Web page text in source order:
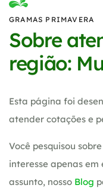
GRAMAS PRIMAVERA
Sobre
região:
Esta página foi
atender cotações e
Você pesquisou
interesse apenas
assunto, nosso Blog